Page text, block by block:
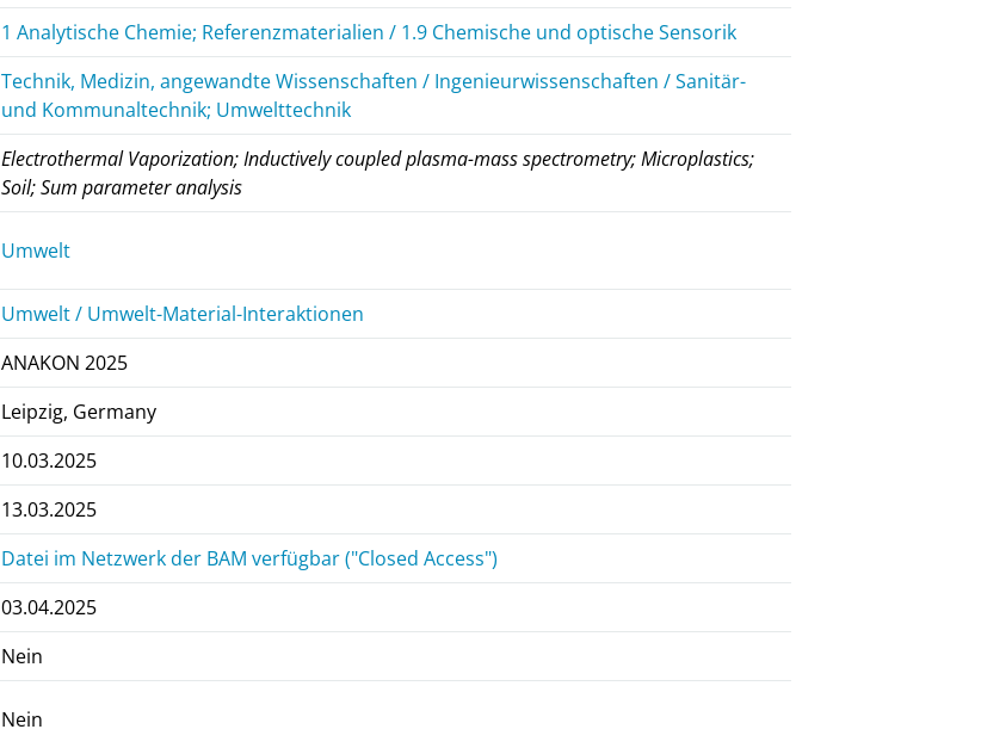
1 Analytische Chemie; Referenzmaterialien / 1.9 Chemische und optische Sensorik
Technik, Medizin, angewandte Wissenschaften / Ingenieurwissenschaften / Sanitär-
und Kommunaltechnik; Umwelttechnik
Electrothermal Vaporization; Inductively coupled plasma-mass spectrometry; Microplastics;
Soil; Sum parameter analysis
Umwelt
Umwelt / Umwelt-Material-Interaktionen
ANAKON 2025
Leipzig, Germany
10.03.2025
13.03.2025
Datei im Netzwerk der BAM verfügbar ("Closed Access")
03.04.2025
Nein
Nein